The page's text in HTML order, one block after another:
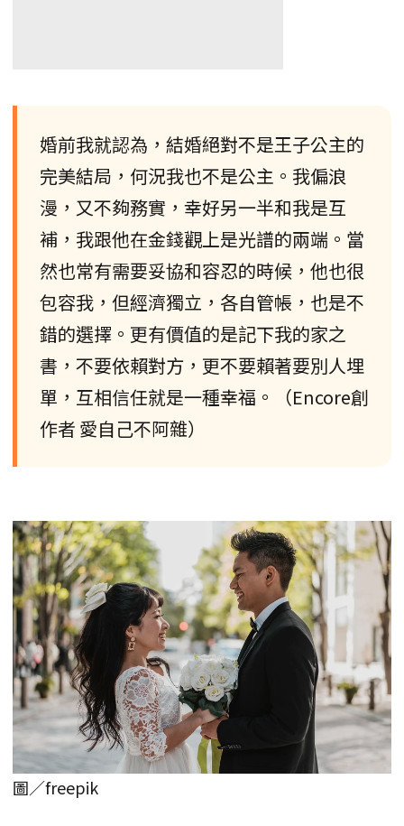
婚前我就認為，結婚絕對不是王子公主的
完美結局，何況我也不是公主。我偏浪
漫，又不夠務實，幸好另一半和我是互
補，我跟他在金錢觀上是光譜的兩端。當
然也常有需要妥協和容忍的時候，他也很
包容我，但經濟獨立，各自管帳，也是不
錯的選擇。更有價值的是記下我的家之
書，不要依賴對方，更不要賴著要別人埋
單，互相信任就是一種幸福。（Encore創
作者 愛自己不阿雜）
圖／freepik